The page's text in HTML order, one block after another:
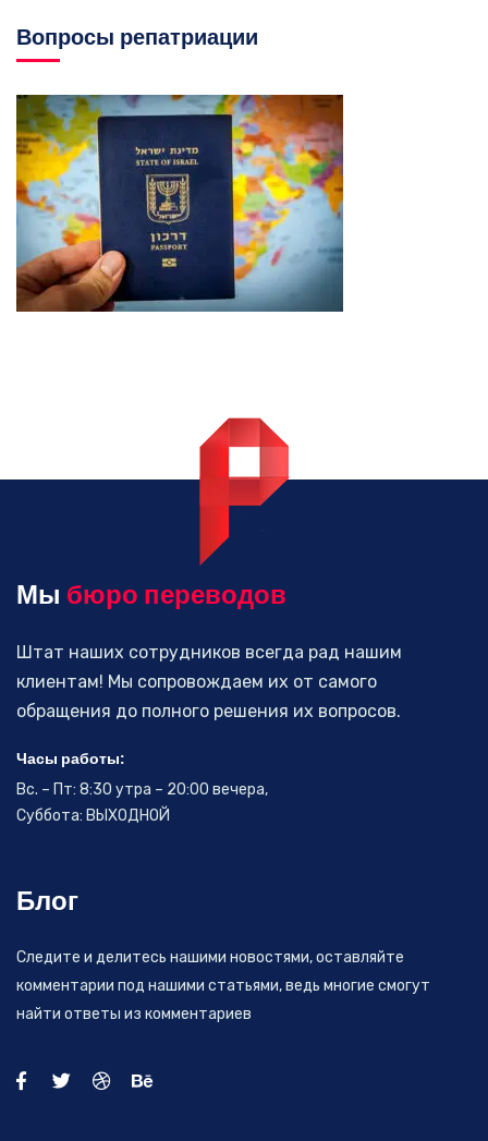
Вопросы репатриации
Мы бюро переводов
Штат наших сотрудников всегда рад нашим
клиентам! Мы сопровождаем их от самого
обращения до полного решения их вопросов.
Часы работы:
Вс. – Пт: 8:30 утра – 20:00 вечера,
Суббота: ВЫХОДНОЙ
Блог
Следите и делитесь нашими новостями, оставляйте
комментарии под нашими статьями, ведь многие смогут
найти ответы из комментариев